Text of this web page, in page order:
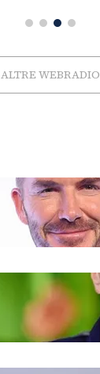
ALTRE WEBRADIO